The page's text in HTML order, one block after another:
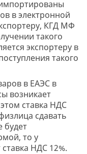
в электронной
КГД МФ
такого
экспортеру в
такого
в ЕАЭС в
возникает
ставка НДС
сдавать
будет
то у
ставка НДС 12%.